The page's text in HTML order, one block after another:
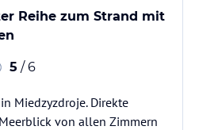
Reihe zum Strand mit
5 / 6
Miedzyzdroje. Direkte
von allen Zimmern